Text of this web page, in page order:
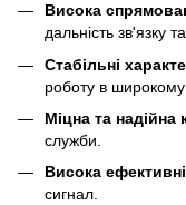
Висока
дальність зв'язку
Стабільні
роботу в широкому
Міцна та надійна
служби.
Висока
сигнал.